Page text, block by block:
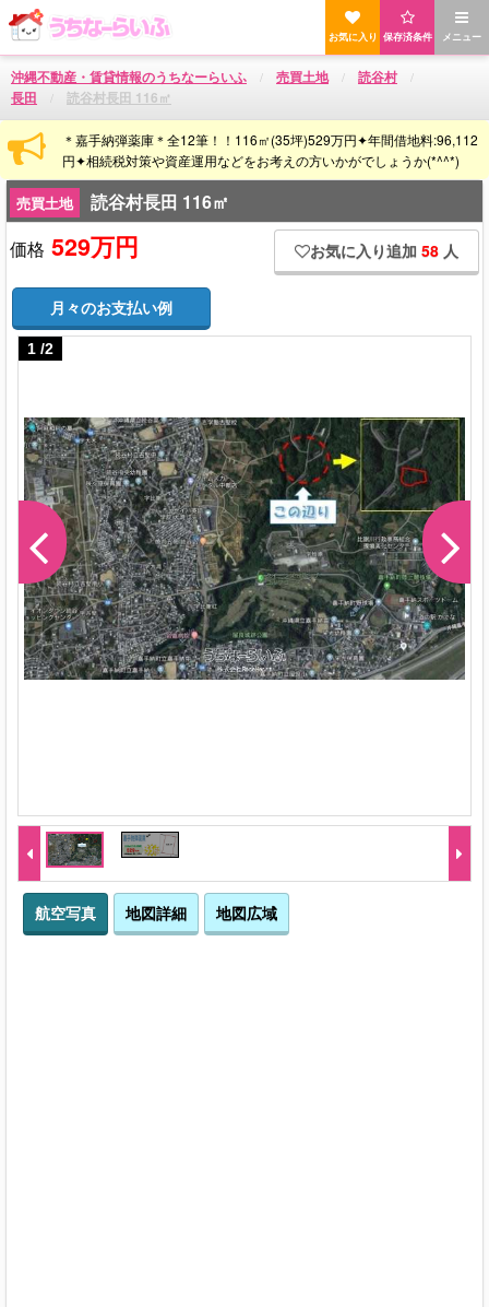
メニュー
保存済条件
お気に入り
沖縄不動産・賃貸情報のうちなーらいふ 売買土地
読谷村
長田
読谷村長田 116㎡
＊嘉手納弾薬庫＊全12筆！！116㎡(35坪)529万円✦年間借地料:96,112
円✦相続税対策や資産運用などをお考えの方いかがでしょうか(*^^*)
売買土地
読谷村長田 116㎡
価格 529万円 お気に入り追加 58 人
月々のお支払い例
1 /2
航空写真 地図詳細 地図広域